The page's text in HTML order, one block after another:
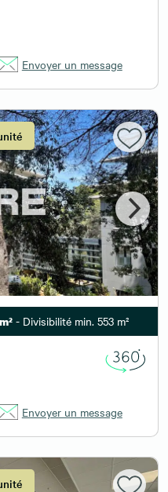
Envoyer un message
- Divisibilité min. 553 m²
Envoyer un message